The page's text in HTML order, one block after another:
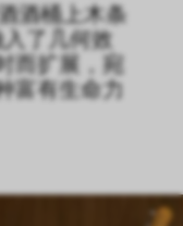
酒桶上木条
了几何效
而扩展，宛
富有生命力